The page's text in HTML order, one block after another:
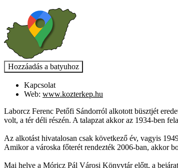
Kapcsolat
Web: www.kozterkep.hu
Laborcz Ferenc Petőfi Sándorról alkotott büsztjét
volt, a tér déli részén. A talapzat akkor az 1934-ben
Az alkotást hivatalosan csak következő év, vagyis
Amikor a városka főterét rendezték 2006-ban, akkor
Mai helye a Móricz Pál Városi Könyvtár előtt, a